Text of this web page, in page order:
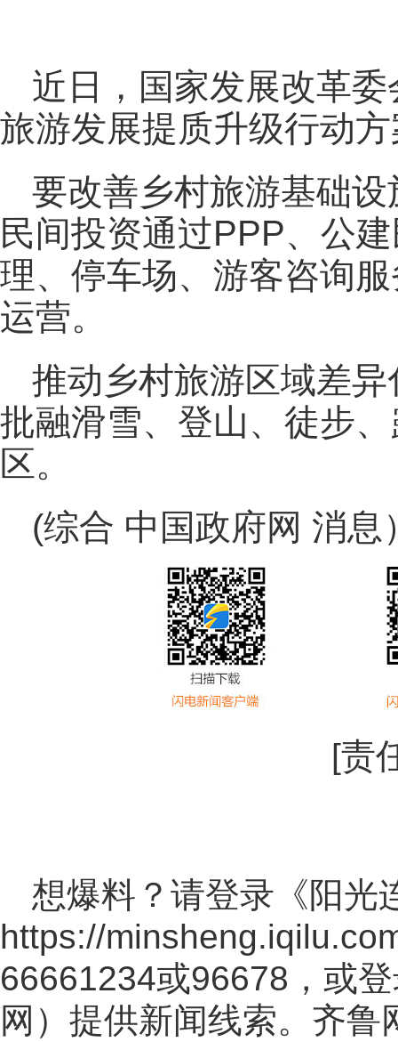
近日，国家发展改革
旅游发展提质升级行动
要改善乡村旅游基础
民间投资通过PPP、公
理、停车场、游客咨询
运营。
推动乡村旅游区域差
批融滑雪、登山、徒步
区。
(综合 中国政府网 消息
[责
想爆料？请登录《阳光
https://
66661234或96678，或
网 ）提供新闻线索。齐鲁